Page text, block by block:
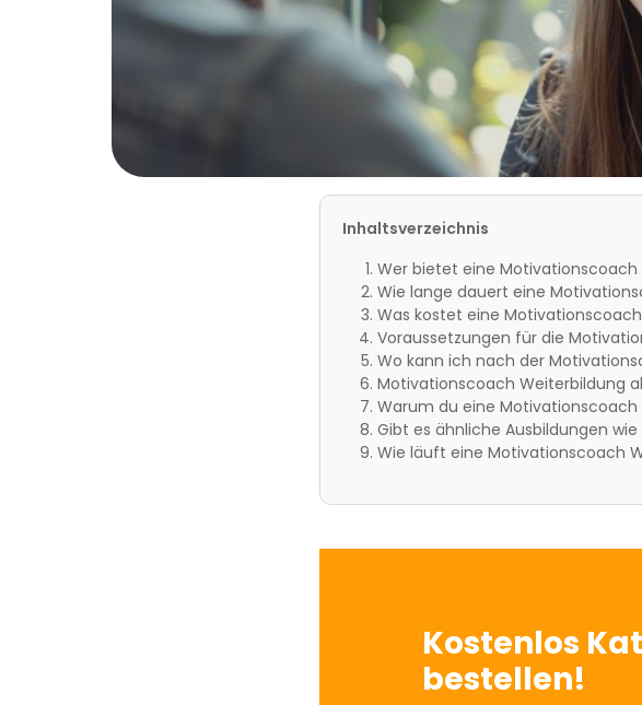
Inhaltsverzeichnis
Wer bietet eine Motivationscoach
Wie lange dauert eine
Was kostet eine
Voraussetzungen für die
Wo kann ich nach der
Motivationscoach Weiterbildung
Warum du eine
Gibt es ähnliche Ausbildungen
Wie läuft eine Motivationscoach
Kostenlos
bestellen!